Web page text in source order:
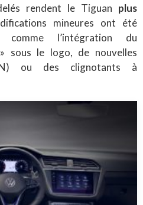
rendent le Tiguan plus
mineures ont été
comme l’intégration du
sous le logo, de nouvelles
ou des clignotants à